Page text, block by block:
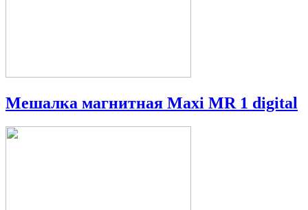
Мешалка магнитная Maxi MR 1 digital